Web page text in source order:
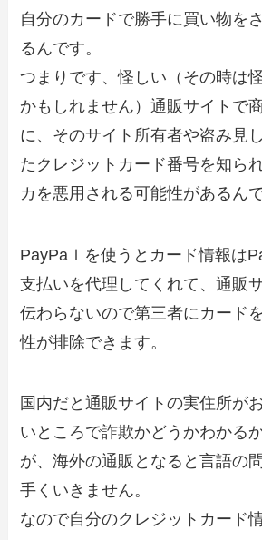
自分のカードで勝手に買い物を
るんです。
つまりです、怪しい（その時は
かもしれません）通販サイトで
に、そのサイト所有者や盗み見
たクレジットカード番号を知ら
カを悪用される可能性があるんで
PayPaｌを使うとカード情報は
支払いを代理してくれて、通販
伝わらないので第三者にカード
性が排除できます。
国内だと通販サイトの実住所が
いところで詐欺かどうかわかる
が、海外の通販となると言語の
手くいきません。
なので自分のクレジットカード